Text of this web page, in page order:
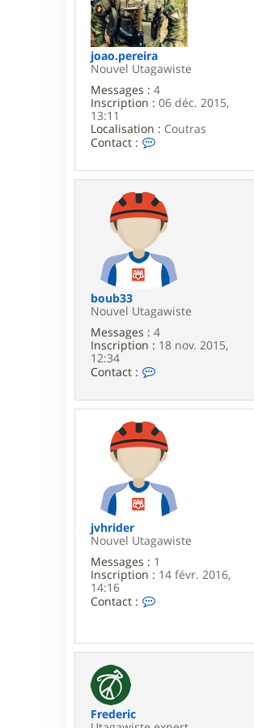
joao.pereira
Nouvel Utagawiste
Messages : 4
Inscription : 06 déc. 2015,
13:11
Localisation : Coutras
Contact :
n
t
c
t
e
j
o
a
.
e
r
a
boub33
Nouvel Utagawiste
Messages : 4
Inscription : 18 nov. 2015,
12:34
Contact :
t
c
t
e
b
o
u
3
jvhrider
Nouvel Utagawiste
Messages : 1
Inscription : 14 févr. 2016,
14:16
Contact :
a
Frederic